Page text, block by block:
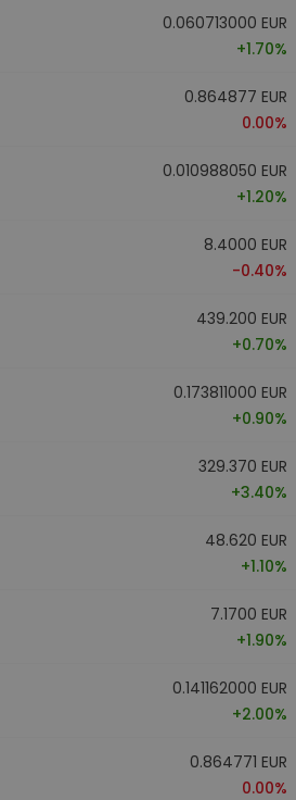
0.060713000 EUR
+1.70%
0.864877 EUR
0.00%
0.010988050 EUR
+1.20%
8.4000 EUR
-0.40%
439.200 EUR
+0.70%
0.173811000 EUR
+0.90%
329.370 EUR
+3.40%
48.620 EUR
+1.10%
7.1700 EUR
+1.90%
0.141162000 EUR
+2.00%
0.864771 EUR
0.00%